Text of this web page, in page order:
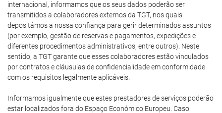
internacional, informamos que os seus dados poderão ser
transmitidos a colaboradores externos da TGT, nos quais
depositámos a nossa confiança para gerir determinados assuntos
(por exemplo, gestão de reservas e pagamentos, expedições e
diferentes procedimentos administrativos, entre outros). Neste
sentido, a TGT garante que esses colaboradores estão vinculados
por contratos e cláusulas de confidencialidade em conformidade
com os requisitos legalmente aplicáveis.
Informamos igualmente que estes prestadores de serviços poderão
estar localizados fora do Espaço Económico Europeu. Caso